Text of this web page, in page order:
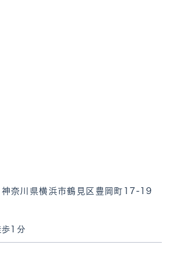
神奈川県横浜市鶴見区豊岡町17-19
歩1分